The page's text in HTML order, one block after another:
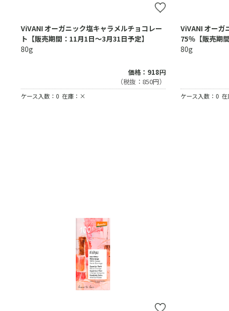
ViVANI オーガニック塩キャラメルチョコレー
ト【販売期間：11月1日～3月31日予定】
80g
価格：918円
（税抜：850円）
ケース入数：0 在庫：×
ViVANI オーガ
75％【販売期
80g
ケース入数：0